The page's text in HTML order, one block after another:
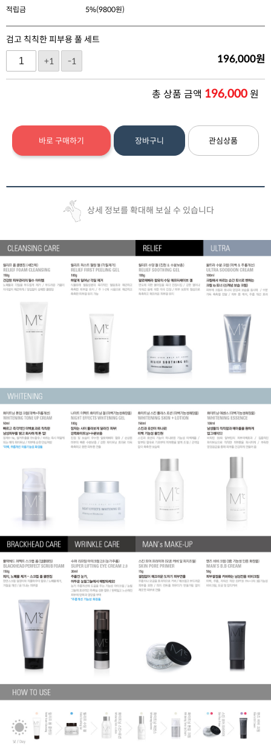
적립금
5%(9800원)
검고 칙칙한 피부용 풀 세트
+1
-1 196,000원
총 상품 금액 196,000원
바로 구매하기 장바구니 관심상품
상세 정보를 확대해 보실 수 있습니다